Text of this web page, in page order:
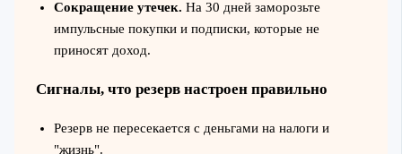
Сокращение утечек. На 30 дней заморозьте
импульсные покупки и подписки, которые не
приносят доход.
Сигналы, что резерв настроен правильно
Резерв не пересекается с деньгами на налоги и
"жизнь".